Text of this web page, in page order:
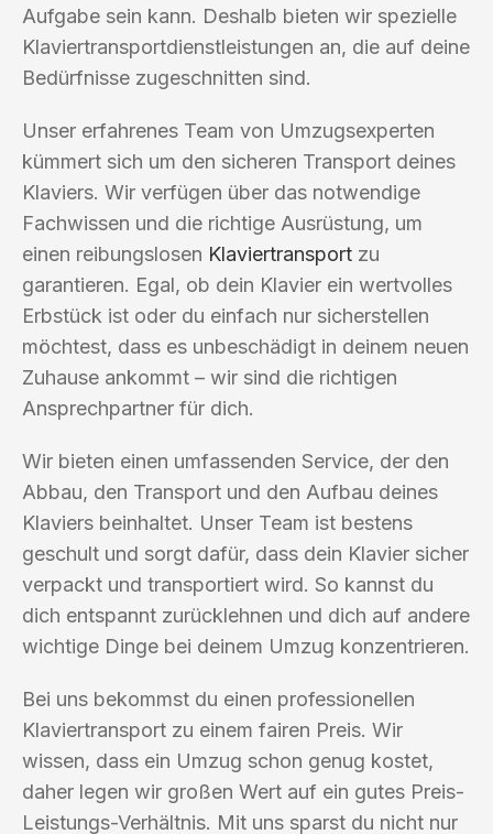
Aufgabe sein kann. Deshalb bieten wir spezielle
Klaviertransportdienstleistungen an, die auf deine
Bedürfnisse zugeschnitten sind.
Unser erfahrenes Team von Umzugsexperten
kümmert sich um den sicheren Transport deines
Klaviers. Wir verfügen über das notwendige
Fachwissen und die richtige Ausrüstung, um
einen reibungslosen Klaviertransport zu
garantieren. Egal, ob dein Klavier ein wertvolles
Erbstück ist oder du einfach nur sicherstellen
möchtest, dass es unbeschädigt in deinem neuen
Zuhause ankommt – wir sind die richtigen
Ansprechpartner für dich.
Wir bieten einen umfassenden Service, der den
Abbau, den Transport und den Aufbau deines
Klaviers beinhaltet. Unser Team ist bestens
geschult und sorgt dafür, dass dein Klavier sicher
verpackt und transportiert wird. So kannst du
dich entspannt zurücklehnen und dich auf andere
wichtige Dinge bei deinem Umzug konzentrieren.
Bei uns bekommst du einen professionellen
Klaviertransport zu einem fairen Preis. Wir
wissen, dass ein Umzug schon genug kostet,
daher legen wir großen Wert auf ein gutes Preis-
Leistungs-Verhältnis. Mit uns sparst du nicht nur